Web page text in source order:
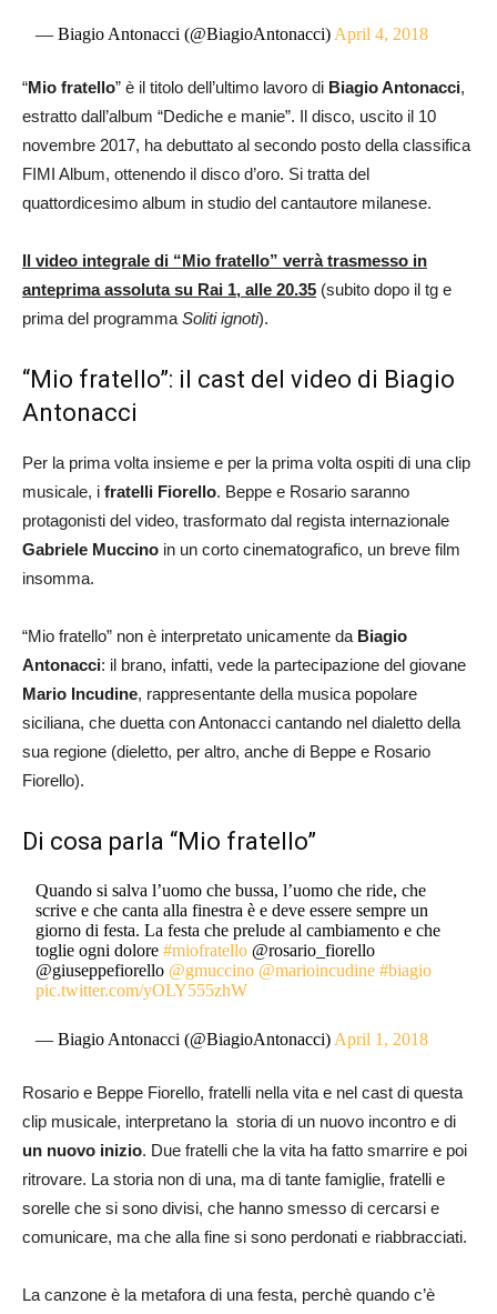
— Biagio Antonacci (@BiagioAntonacci) April 4, 2018
“Mio fratello” è il titolo dell’ultimo lavoro di Biagio Antonacci,
estratto dall’album “Dediche e manie”. Il disco, uscito il 10
novembre 2017, ha debuttato al secondo posto della classifica
FIMI Album, ottenendo il disco d’oro. Si tratta del
quattordicesimo album in studio del cantautore milanese.
Il video integrale di “Mio fratello” verrà trasmesso in
anteprima assoluta su Rai 1, alle 20.35 (subito dopo il tg e
prima del programma Soliti ignoti).
“Mio fratello”: il cast del video di Biagio
Antonacci
Per la prima volta insieme e per la prima volta ospiti di una clip
musicale, i fratelli Fiorello. Beppe e Rosario saranno
protagonisti del video, trasformato dal regista internazionale
Gabriele Muccino in un corto cinematografico, un breve film
insomma.
“Mio fratello” non è interpretato unicamente da Biagio
Antonacci: il brano, infatti, vede la partecipazione del giovane
Mario Incudine, rappresentante della musica popolare
siciliana, che duetta con Antonacci cantando nel dialetto della
sua regione (dieletto, per altro, anche di Beppe e Rosario
Fiorello).
Di cosa parla “Mio fratello”
Quando si salva l’uomo che bussa, l’uomo che ride, che
scrive e che canta alla finestra è e deve essere sempre un
giorno di festa. La festa che prelude al cambiamento e che
toglie ogni dolore#miofratello @rosario_fiorello
@giuseppefiorello @gmuccino @marioincudine #biagio
pic.twitter.com/yOLY555zhW
— Biagio Antonacci (@BiagioAntonacci) April 1, 2018
Rosario e Beppe Fiorello, fratelli nella vita e nel cast di questa
clip musicale, interpretano la storia di un nuovo incontro e di
un nuovo inizio. Due fratelli che la vita ha fatto smarrire e poi
ritrovare. La storia non di una, ma di tante famiglie, fratelli e
sorelle che si sono divisi, che hanno smesso di cercarsi e
comunicare, ma che alla fine si sono perdonati e riabbracciati.
La canzone è la metafora di una festa, perchè quando c’è